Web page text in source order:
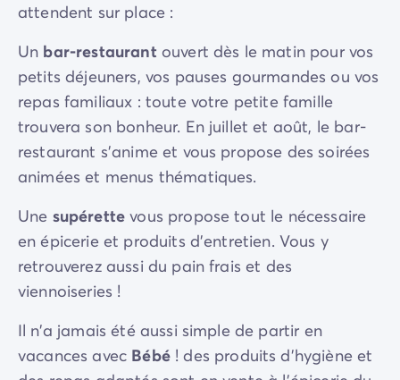
attendent sur place :
Un bar-restaurant ouvert dès le matin pour vos
petits déjeuners, vos pauses gourmandes ou vos
repas familiaux : toute votre petite famille
trouvera son bonheur. En juillet et août, le bar-
restaurant s’anime et vous propose des soirées
animées et menus thématiques.
Une supérette vous propose tout le nécessaire
en épicerie et produits d’entretien. Vous y
retrouverez aussi du pain frais et des
viennoiseries !
Il n’a jamais été aussi simple de partir en
vacances avec Bébé ! des produits d’hygiène et